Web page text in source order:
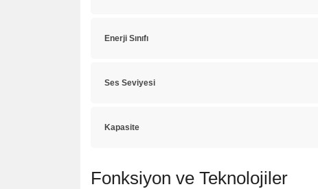
Enerji Sınıfı
Ses Seviyesi
Kapasite
Fonksiyon ve Teknolojiler